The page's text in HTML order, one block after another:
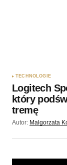
TECHNOLOGIE
Logitech
który
tremę
Autor: Malgorzata